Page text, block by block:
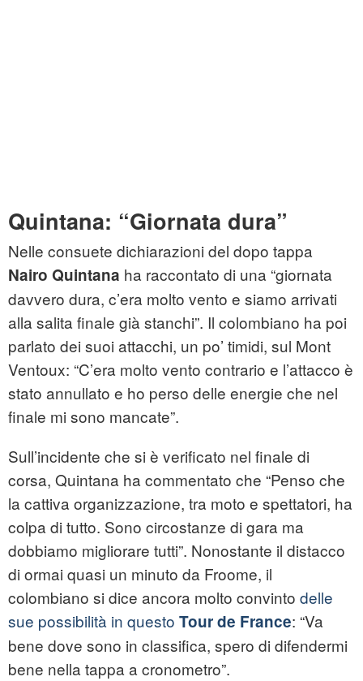
Quintana: “Giornata dura”
Nelle consuete dichiarazioni del dopo tappa
Nairo Quintana ha raccontato di una “giornata
davvero dura, c’era molto vento e siamo arrivati
alla salita finale già stanchi”. Il colombiano ha poi
parlato dei suoi attacchi, un po’ timidi, sul Mont
Ventoux: “C’era molto vento contrario e l’attacco è
stato annullato e ho perso delle energie che nel
finale mi sono mancate”.
Sull’incidente che si è verificato nel finale di
corsa, Quintana ha commentato che “Penso che
la cattiva organizzazione, tra moto e spettatori, ha
colpa di tutto. Sono circostanze di gara ma
dobbiamo migliorare tutti”. Nonostante il distacco
di ormai quasi un minuto da Froome, il
colombiano si dice ancora molto convinto delle
sue possibilità in questo Tour de France: “Va
bene dove sono in classifica, spero di difendermi
bene nella tappa a cronometro”.